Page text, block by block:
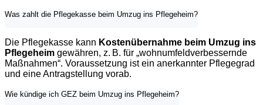
Was zahlt die Pflegekasse beim Umzug ins Pflegeheim?
Die Pflegekasse kann Kostenübernahme beim Umzug ins
Pflegeheim gewähren, z. B. für „wohnumfeldverbessernde
Maßnahmen“. Voraussetzung ist ein anerkannter Pflegegrad
und eine Antragstellung vorab.
Wie kündige ich GEZ beim Umzug ins Pflegeheim?